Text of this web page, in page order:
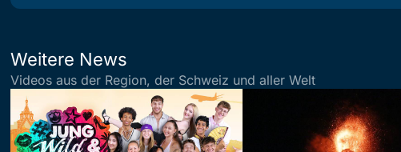
Weitere News
Videos aus der Region, der Schweiz und aller Welt